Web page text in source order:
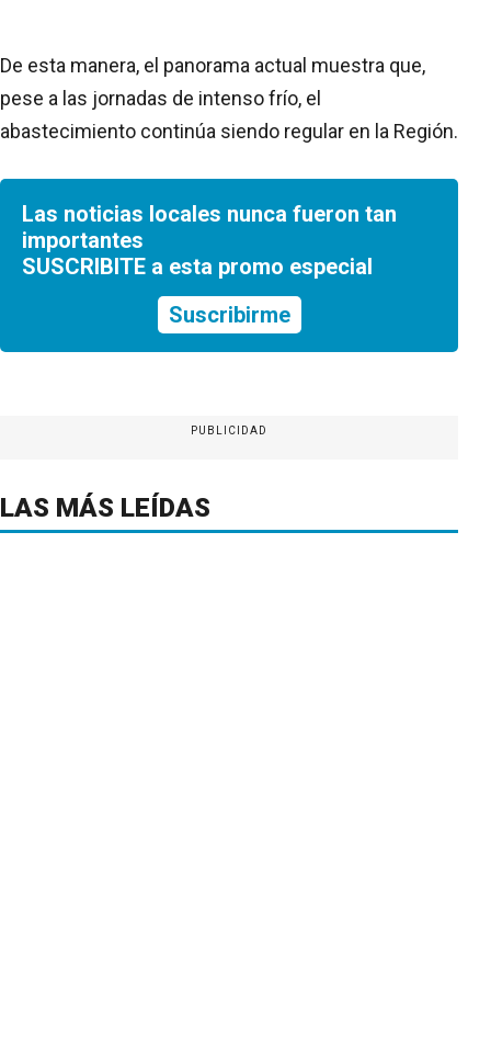
De esta manera, el panorama actual muestra que,
pese a las jornadas de intenso frío, el
abastecimiento continúa siendo regular en la Región.
Las noticias locales nunca fueron tan
importantes
SUSCRIBITE a esta promo especial
Suscribirme
PUBLICIDAD
LAS MÁS LEÍDAS